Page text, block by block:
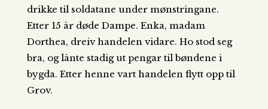
drikke til soldatane under mønstringane.
Etter 15 år døde Dampe. Enka, madam
Dorthea, dreiv handelen vidare. Ho stod seg
bra, og lånte stadig ut pengar til bøndene i
bygda. Etter henne vart handelen flytt opp til
Grov.